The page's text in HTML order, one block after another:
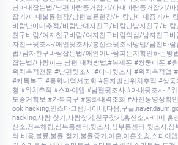
난아내잡는법/남편바람증거잡기/아내바람증거잡기/
잡기/아내불륜현장/남편불륜현장/바람난아내증거/바
바람난아내추적/바람난여자친구/바람난남자친구/바
친구바람/여자친구바람/여자친구바람의심/남자친구
자친구뒷조사/애인뒷조사/흥신소뒷조사방법/남친바
법/남자친구바람잡는법/애인이바람피는지확인하는방
잡는법/바람피는 남편 대처방법,#복제폰 #쌍둥이폰 #
위치추적전문 #남편뒷조사 #아내뒷조사 #위치추적앱
#카톡복구 #통화내역서조회 #문자발신위치추적 #쌍
청 #위치추적 #스파이앱 #남편뒷조사 #아내뒷조사 #
도증거확보 #카톡복구 #통화내역조회 #사진동영상확
ook hacking,인스타그램,네이버,다음,구글
hacking,사람 찾기,사람찾기,친구찾기,흥신소,사이버 흥
신소,청부해킹,심부름센터,뒷조사,심부름센터 뒷조사,
터 비용,불륜,불륜 찾기,불륜증거,이혼,이혼소송,스파이